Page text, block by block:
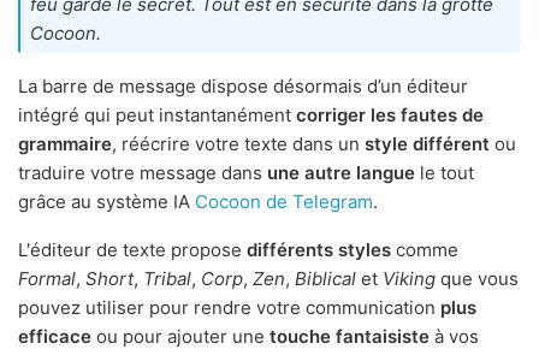
Cocoon.
La barre de message dispose désormais d’un éditeur
intégré qui peut instantanément corriger les fautes de
grammaire, réécrire votre texte dans un style différent ou
traduire votre message dans une autre langue le tout
grâce au système IA Cocoon de Telegram.
L'éditeur de texte propose différents styles comme
Formal, Short, Tribal, Corp, Zen, Biblical et Viking que vous
pouvez utiliser pour rendre votre communication plus
efficace ou pour ajouter une touche fantaisiste à vos